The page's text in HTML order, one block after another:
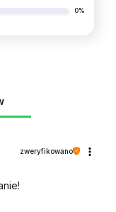
0%
zweryfikowano